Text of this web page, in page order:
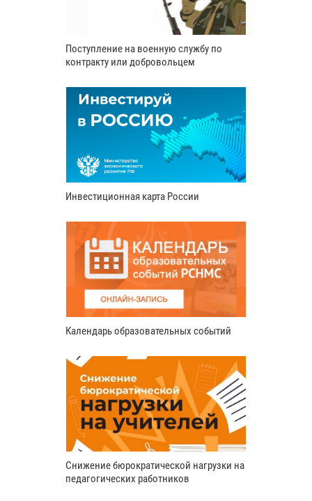
Поступление на военную службу по
контракту или добровольцем
Инвестиционная карта России
Календарь образовательных событий
Снижение бюрократической нагрузки на
педагогических работников